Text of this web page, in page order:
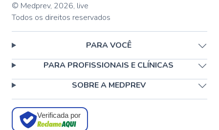
© Medprev, 2026, live
Todos os direitos reservados
PARA VOCÊ
PARA PROFISSIONAIS E CLÍNICAS
SOBRE A MEDPREV
Verificada por